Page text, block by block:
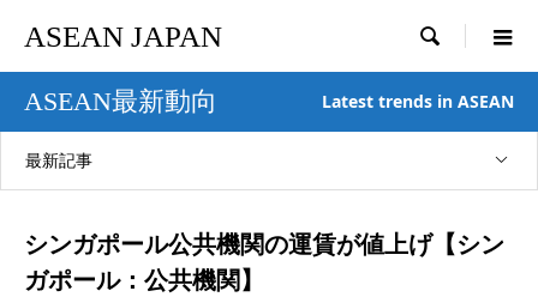
ASEAN JAPAN 
ASEAN最新動向 Latest trends in ASEAN
最新記事
シンガポール公共機関の運賃が値上げ【シン
ガポール：公共機関】